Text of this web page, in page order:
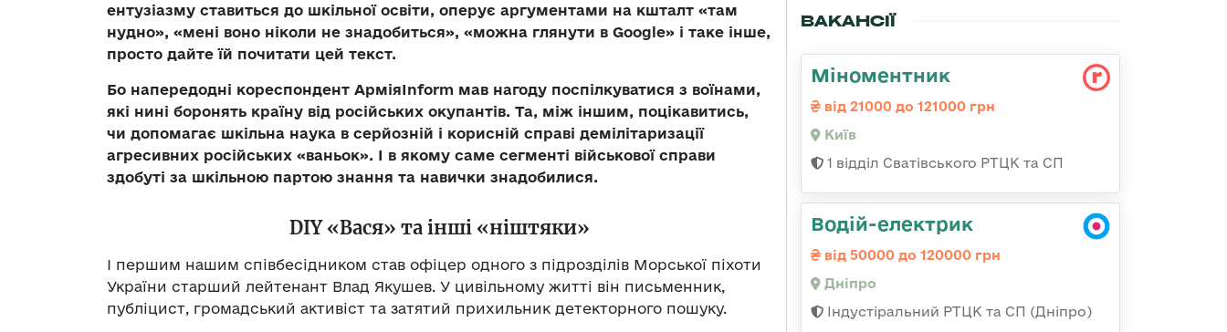
ентузіазму ставиться до шкільної освіти, оперує аргументами на кшталт «там
нудно», «мені воно ніколи не знадобиться», «можна глянути в Google» і таке інше,
просто дайте їй почитати цей текст.
Бо напередодні кореспондент АрміяInform мав нагоду поспілкуватися з воїнами,
які нині боронять країну від російських окупантів. Та, між іншим, поцікавитись,
чи допомагає шкільна наука в серйозній і корисній справі демілітаризації
агресивних російських «ваньок». І в якому саме сегменті військової справи
здобуті за шкільною партою знання та навички знадобилися.
DIY «Вася» та інші «ніштяки»
І першим нашим співбесідником став офіцер одного з підрозділів Морської піхоти
України старший лейтенант Влад Якушев. У цивільному житті він письменник,
публіцист, громадський активіст та затятий прихильник детекторного пошуку.
ВАКАНСІЇ
Міноментник
від 21000 до 121000 грн
Київ
1 відділ Сватівського РТЦК та СП
Водій-електрик
від 50000 до 120000 грн
Дніпро
Індустіральний РТЦК та СП (Дніпро)